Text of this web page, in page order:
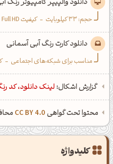
دانلود والپیپر کامپیوتر رنگ
حجم: 33 کیلوبایت - کیفیت Full HD
دانلود کارت رنگ آبی آسمانی
مناسب برای شبکه‌های اجتماعی -
گزارش اشکال: لینک دانلود، کد
محتوا تحت گواهیCC BY 4.0
کلیدواژه